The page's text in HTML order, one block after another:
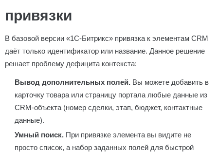
привязки
В базовой версии «1С-Битрикс» привязка к элементам CRM
даёт только идентификатор или название. Данное решение
решает проблему дефицита контекста:
Вывод дополнительных полей. Вы можете добавить в
карточку товара или страницу портала любые данные из
CRM-объекта (номер сделки, этап, бюджет, контактные
данные).
Умный поиск. При привязке элемента вы видите не
просто список, а набор заданных полей для быстрой